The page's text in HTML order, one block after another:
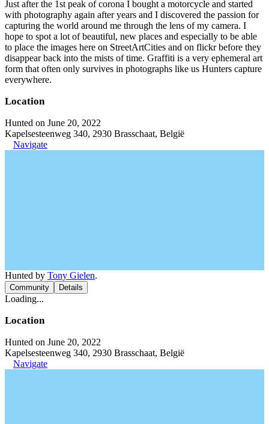
Just after the 1st peak of corona I bought a motorcycle and started
with photography again after years and I discovered the passion for
capturing the world around me through the lens of my camera. I
hope to spot a lot of beautiful, new places and especially to be able
to place the images here on StreetArtCities and on flickr before they
disappear back into the mists of time. Graffiti is a very ephemeral art
form that often only survives in photographs like us Hunters capture
everywhere.
Location
Hunted on June 20, 2022
Kapelsesteenweg 340, 2930 Brasschaat, België
Navigate
Hunted by Tony Gielen.
Community Details
Loading...
Location
Hunted on June 20, 2022
Kapelsesteenweg 340, 2930 Brasschaat, België
Navigate